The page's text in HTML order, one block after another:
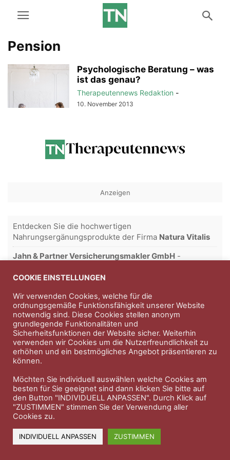
Pension
Psychologische Beratung – was
ist das genau?
Therapeutennews Redaktion -
10. November 2013
Anzeigen
Entdecken Sie die hochwertigen
Nahrungsergänungsprodukte der Firma Natura Vitalis
Jahn & Partner Versicherungsmakler GmbH -
Professioneller Rundumschutz seit über 30 Jahren.
Impressum Nutzungsbedingungen
Datenschutzerklärung Therapeutenkatalog Über uns
COOKIE EINSTELLUNGEN
Wir verwenden Cookies, welche für die
ordnungsgemäße Funktionsfähigkeit unserer Website
notwendig sind. Diese Cookies stellen anonym
grundlegende Funktionalitäten und
Sicherheitsfunktionen der Website sicher. Weiterhin
verwenden wir Cookies um die Nutzerfreundlichkeit zu
erhöhen und ein bestmögliches Angebot präsentieren zu
können.
Möchten Sie individuell auswählen welche Cookies am
besten für Sie geeignet sind dann klicken Sie bitte auf
den Button "INDIVIDUELL ANPASSEN". Durch Klick auf
"ZUSTIMMEN" stimmen Sie der Verwendung aller
Cookies zu.
INDIVIDUELL ANPASSEN ZUSTIMMEN